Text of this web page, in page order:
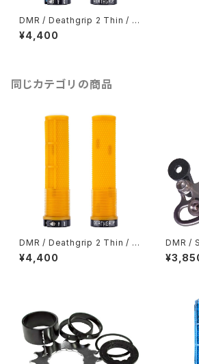
DMR / Deathgrip 2 Thin / Bl
ack
¥4,400
同じカテゴリの商品
DMR / Deathgrip 2 Thin / G
um
¥4,400
DMR /
ker